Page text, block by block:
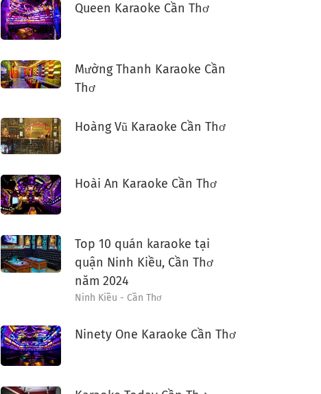
Queen Karaoke Cần Thơ
Mường Thanh Karaoke Cần
Thơ
Hoàng Vũ Karaoke Cần Thơ
Hoài An Karaoke Cần Thơ
Top 10 quán karaoke tại
quận Ninh Kiều, Cần Thơ
năm 2024
Ninh Kiều - Cần Thơ
Ninety One Karaoke Cần Thơ